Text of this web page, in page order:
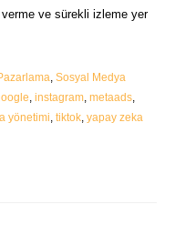
verme ve sürekli izleme yer
,Sosyal Medya
instagram, metaads,
yönetimi tiktok yapay zeka